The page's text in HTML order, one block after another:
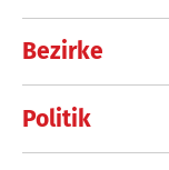
Bezirke
Politik